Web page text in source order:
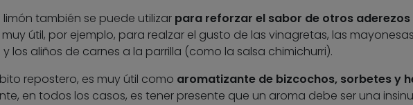
limón también se puede utilizar para reforzar el sabor de otros aderezos
muy útil, por ejemplo, para realzar el gusto de las vinagretas, las
los aliños de carnes a la parrilla (como la salsa chimichurri).
repostero, es muy útil como aromatizante de bizcochos, sorbetes y
en todos los casos, es tener presente que un aroma debe ser una